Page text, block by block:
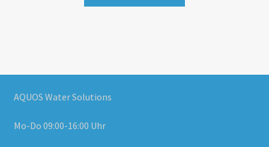
AQUOS Water Solutions
Mo-Do 09:00-16:00 Uhr